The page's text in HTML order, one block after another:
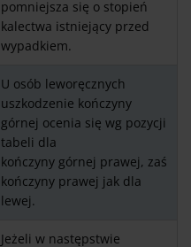
pomniejsza się o stopień
kalectwa istniejący przed
wypadkiem.
U osób leworęcznych
uszkodzenie kończyny
górnej ocenia się wg pozycji
tabeli dla
kończyny górnej prawej, zaś
kończyny prawej jak dla
lewej.
Jeżeli w następstwie